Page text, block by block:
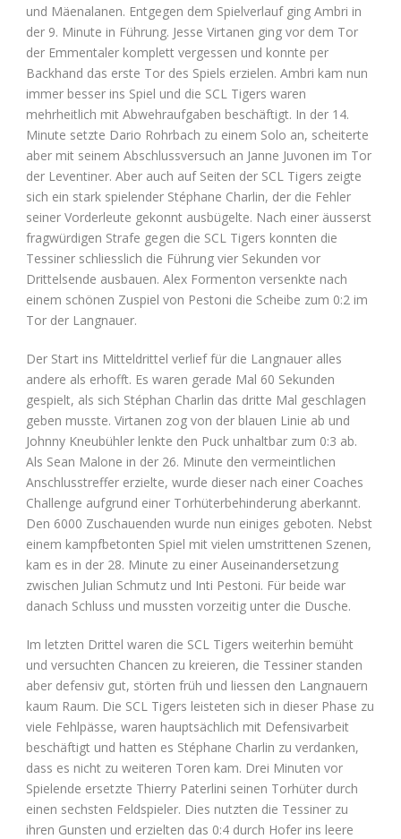
und Mäenalanen. Entgegen dem Spielverlauf ging Ambri in
der 9. Minute in Führung. Jesse Virtanen ging vor dem Tor
der Emmentaler komplett vergessen und konnte per
Backhand das erste Tor des Spiels erzielen. Ambri kam nun
immer besser ins Spiel und die SCL Tigers waren
mehrheitlich mit Abwehraufgaben beschäftigt. In der 14.
Minute setzte Dario Rohrbach zu einem Solo an, scheiterte
aber mit seinem Abschlussversuch an Janne Juvonen im Tor
der Leventiner. Aber auch auf Seiten der SCL Tigers zeigte
sich ein stark spielender Stéphane Charlin, der die Fehler
seiner Vorderleute gekonnt ausbügelte. Nach einer äusserst
fragwürdigen Strafe gegen die SCL Tigers konnten die
Tessiner schliesslich die Führung vier Sekunden vor
Drittelsende ausbauen. Alex Formenton versenkte nach
einem schönen Zuspiel von Pestoni die Scheibe zum 0:2 im
Tor der Langnauer.
Der Start ins Mitteldrittel verlief für die Langnauer alles
andere als erhofft. Es waren gerade Mal 60 Sekunden
gespielt, als sich Stéphan Charlin das dritte Mal geschlagen
geben musste. Virtanen zog von der blauen Linie ab und
Johnny Kneubühler lenkte den Puck unhaltbar zum 0:3 ab.
Als Sean Malone in der 26. Minute den vermeintlichen
Anschlusstreffer erzielte, wurde dieser nach einer Coaches
Challenge aufgrund einer Torhüterbehinderung aberkannt.
Den 6000 Zuschauenden wurde nun einiges geboten. Nebst
einem kampfbetonten Spiel mit vielen umstrittenen Szenen,
kam es in der 28. Minute zu einer Auseinandersetzung
zwischen Julian Schmutz und Inti Pestoni. Für beide war
danach Schluss und mussten vorzeitig unter die Dusche.
Im letzten Drittel waren die SCL Tigers weiterhin bemüht
und versuchten Chancen zu kreieren, die Tessiner standen
aber defensiv gut, störten früh und liessen den Langnauern
kaum Raum. Die SCL Tigers leisteten sich in dieser Phase zu
viele Fehlpässe, waren hauptsächlich mit Defensivarbeit
beschäftigt und hatten es Stéphane Charlin zu verdanken,
dass es nicht zu weiteren Toren kam. Drei Minuten vor
Spielende ersetzte Thierry Paterlini seinen Torhüter durch
einen sechsten Feldspieler. Dies nutzten die Tessiner zu
ihren Gunsten und erzielten das 0:4 durch Hofer ins leere